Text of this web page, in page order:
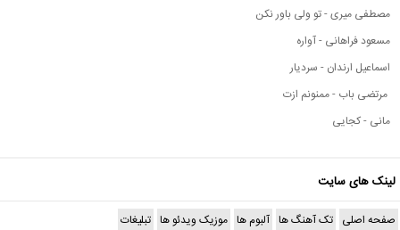
مصطفی میری - تو ولی باور نکن
مسعود فراهانی - آواره
اسماعیل ارندان - سردیار
مرتضی باب - ممنونم ازت
مانی - کجایی
لینک های سایت
صفحه اصلی تک آهنگ ها آلبوم ها موزیک ویدئو ها تبلیغات